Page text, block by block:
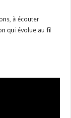
à écouter
qui évolue au fil